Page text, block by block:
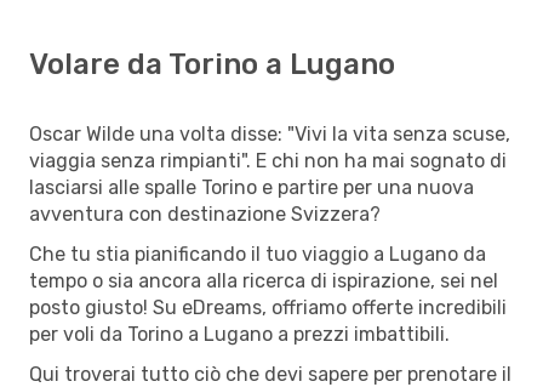
Volare da Torino a Lugano
Oscar Wilde una volta disse: "Vivi la vita senza scuse,
viaggia senza rimpianti". E chi non ha mai sognato di
lasciarsi alle spalle Torino e partire per una nuova
avventura con destinazione Svizzera?
Che tu stia pianificando il tuo viaggio a Lugano da
tempo o sia ancora alla ricerca di ispirazione, sei nel
posto giusto! Su eDreams, offriamo offerte incredibili
per voli da Torino a Lugano a prezzi imbattibili.
Qui troverai tutto ciò che devi sapere per prenotare il